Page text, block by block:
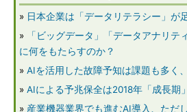
» 日本企業は「データリテラシー」が
»
「ビッグデータ」「データアナリテ
に何をもたらすのか？
» AIを活用した故障予知は課題も多く
» AIによる予兆保全は2018年「成長期
» 産業機器業界でも進むAI導入、ただ